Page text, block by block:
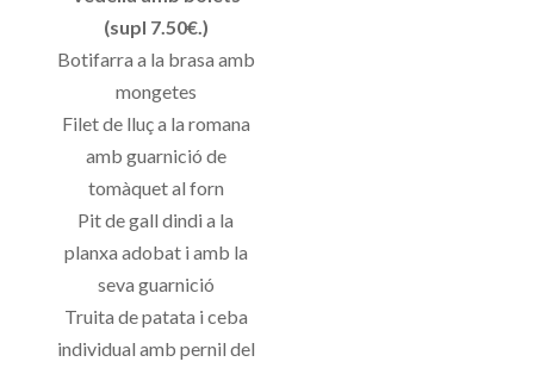
(supl 7.50€.)
Botifarra a la brasa amb
mongetes
Filet de lluç a la romana
amb guarnició de
tomàquet al forn
Pit de gall dindi a la
planxa adobat i amb la
seva guarnició
Truita de patata i ceba
individual amb pernil del